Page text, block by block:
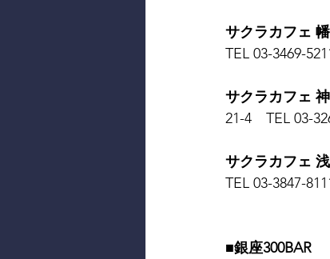
サクラカフェ
TEL 03-3469-
サクラカフェ
21-4　TEL 03-
サクラカフェ
TEL 03-3847-
■銀座300BAR